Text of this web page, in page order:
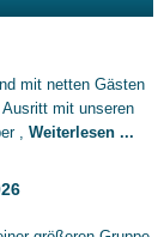
mit netten Gästen
mit unseren
, Weiterlesen ...